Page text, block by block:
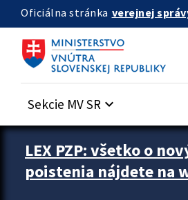
Preskocit na hlavný obsah
Oficiálna stránka verejnej
Sekcie MV SR keyboard_arrow_down
Zastavit automatický posun upútavok
LEX PZP: všetko o
poistenia nájdete na